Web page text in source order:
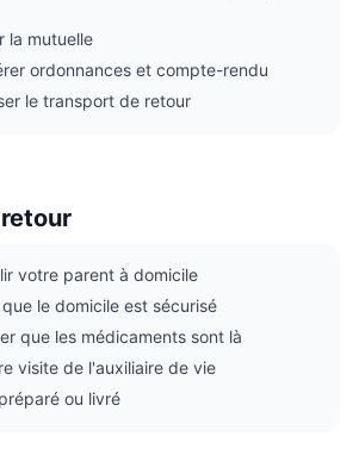
la mutuelle
ordonnances et compte-rendu
le transport de retour
votre parent à domicile
le domicile est sécurisé
que les médicaments sont là
visite de l'auxiliaire de vie
ou livré